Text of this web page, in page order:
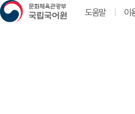
도움말 이